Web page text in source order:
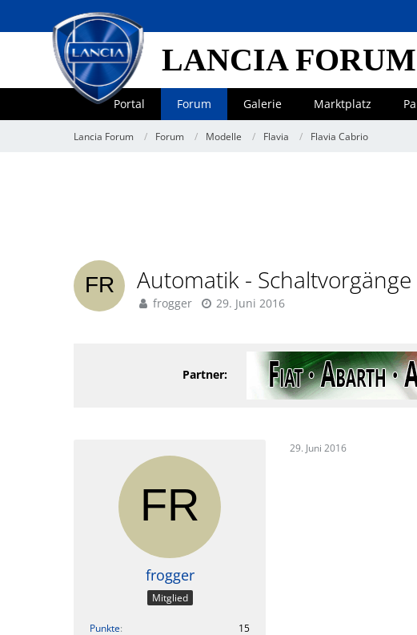
LANCIA FORUM
Portal Forum Galerie Marktplatz
Lancia Forum Forum Modelle Flavia Flavia Cabrio
Automatik - Schaltvorgänge
frogger 29. Juni 2016
Partner:
frogger
Mitglied
Punkte
15
29. Juni 2016